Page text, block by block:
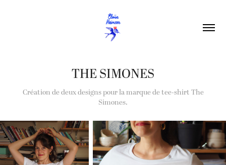
THE SIMONES
Création de deux designs pour la marque de tee-shirt The
Simones.